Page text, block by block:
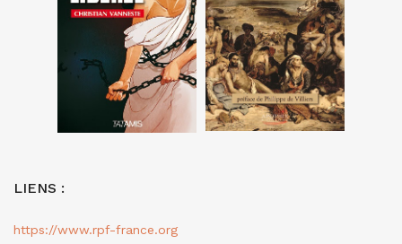
LIENS :
https://www.rpf-france.org